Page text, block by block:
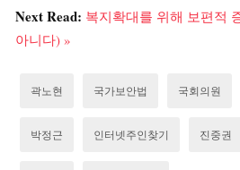
Next Read: 복지확대를 위해 보편적
아니다) »
곽노현 국가보안법 국회의원
박정근 인터넷주인찾기 진중권